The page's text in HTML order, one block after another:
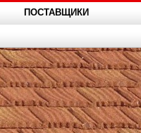
ПОСТАВЩИКИ